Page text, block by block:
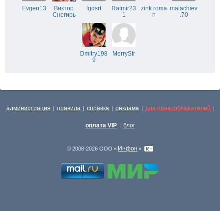
Evgen13
Виктор
Снегирь
lgdsrt
Ratmir23
1
zink.roma
n
malachiev
.70
Dmitry198
9
MerryStr
администрация | правила | справка | реклама | для правообладателей |
оплата VIP | блог
© 2008-2026 ООО « Инфон »